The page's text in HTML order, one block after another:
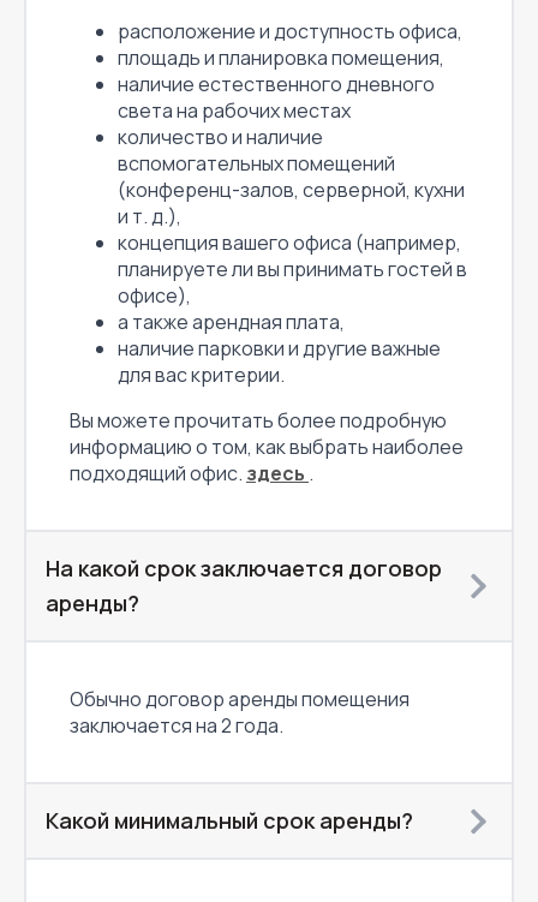
расположение и доступность офиса,
площадь и планировка помещения,
наличие естественного дневного
света на рабочих местах
количество и наличие
вспомогательных помещений
(конференц-залов, серверной, кухни
и т. д.),
концепция вашего офиса (например,
планируете ли вы принимать гостей в
офисе),
а также арендная плата,
наличие парковки и другие важные
для вас критерии.
Вы можете прочитать более подробную
информацию о том, как выбрать наиболее
подходящий офис. здесь .
На какой срок заключается договор
аренды?
Обычно договор аренды помещения
заключается на 2 года.
Какой минимальный срок аренды?